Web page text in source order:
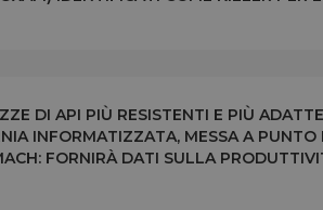
DALL’1 DICEMBRE 2013
DI API PIÙ RESISTENTI E PIÙ
INFORMATIZZATA, MESSA A
FORNIRÀ DATI SULLA
DEGLI AGROFARMACI